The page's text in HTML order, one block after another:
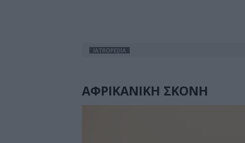
IATROPEDIA
ΑΦΡΙΚΑΝΙΚΗ ΣΚΟΝΗ